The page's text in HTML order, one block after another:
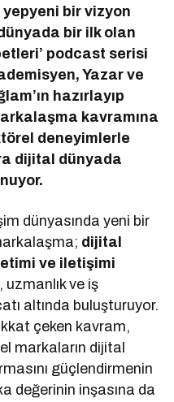
bir vizyon
bir ilk olan
podcast serisi
Yazar ve
hazırlayıp
kavramına
deneyimlerle
dijital dünyada
dünyasında yeni bir
dijital
ve iletişimi
ve iş
altında buluşturuyor.
çeken kavram,
markaların dijital
güçlendirmenin
değerinin inşasına da